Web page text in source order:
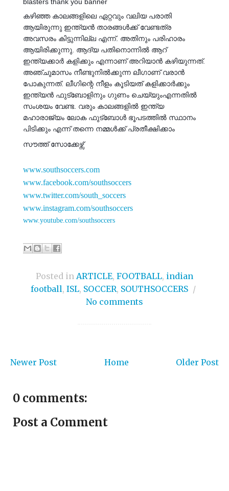
കഴിഞ്ഞ കാലങ്ങളിലെ ഏറ്റവും വലിയ പരാതി
ആയിരുന്നു ഇന്ത്യൻ താരങ്ങൾക്ക് വേണ്ടത്ര
അവസരം കിട്ടുന്നില്ല എന്ന്. അതിനും പരിഹാരം
ആയിരിക്കുന്നു. ആദ്യ പതിനൊന്നിൽ ആറ്
ഇന്ത്യക്കാർ കളിക്കും എന്നാണ് അറിയാൻ കഴിയുന്നത്.
അഞ്ചുമാസം നീണ്ടുനിൽക്കുന്ന ലീഗാണ് വരാൻ
പോകുന്നത്. ലീഗിന്റെ നീളം കൂടിയത് കളിക്കാർക്കും
ഇന്ത്യൻ ഫുട്‍ബോളിനും ഗുണം ചെയ്യുംഎന്നതിൽ
സംശയം വേണ്ട. വരും കാലങ്ങളിൽ ഇന്ത്യ
മഹാരാജ്യം ലോക ഫുട്‍ബോൾ ഭൂപടത്തിൽ സ്ഥാനം
പിടിക്കും എന്ന് തന്നെ നമ്മൾക്ക് പ്രതീക്ഷിക്കാം
സൗത്ത് സോക്കേഴ്സ്
www.southsoccers.com
www.facebook.com/southsoccers
www.twitter.com/south_soccers
www.instagram.com/southsoccers
www.youtube.com/southsoccers
Posted in ARTICLE, FOOTBALL, indian
football, ISL, SOCCER, SOUTHSOCCERS /
No comments
Newer Post Older Post
Home
0 comments:
Post a Comment